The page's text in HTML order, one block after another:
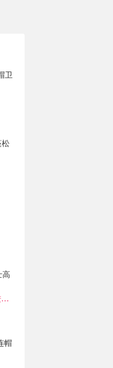
高
不定时变回$19！随时点进来看
帽